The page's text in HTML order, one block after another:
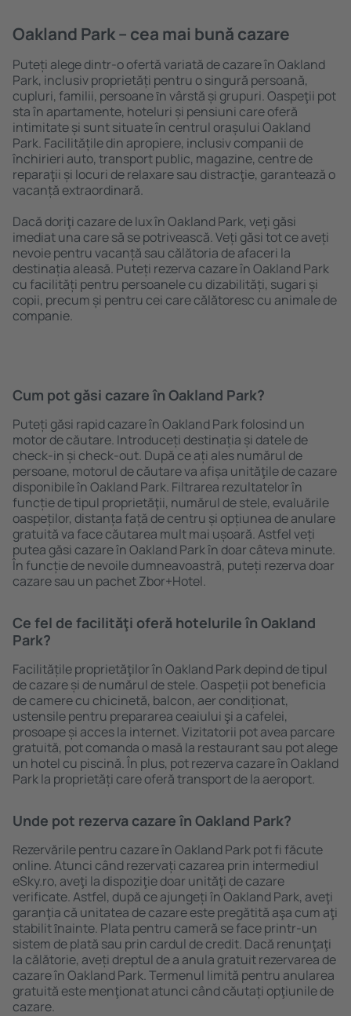
Oakland Park – cea mai bună cazare
Puteți alege dintr-o ofertă variată de cazare în Oakland
Park, inclusiv proprietăți pentru o singură persoană,
cupluri, familii, persoane ȋn vârstă și grupuri. Oaspeţii pot
sta în apartamente, hoteluri și pensiuni care oferă
intimitate și sunt situate în centrul orașului Oakland
Park. Facilitățile din apropiere, inclusiv companii de
închirieri auto, transport public, magazine, centre de
reparaţii și locuri de relaxare sau distracţie, garantează o
vacanță extraordinară.
Dacă doriţi cazare de lux în Oakland Park, veţi găsi
imediat una care să se potrivească. Veți găsi tot ce aveți
nevoie pentru vacanță sau călătoria de afaceri la
destinația aleasă. Puteți rezerva cazare în Oakland Park
cu facilități pentru persoanele cu dizabilități, sugari și
copii, precum și pentru cei care călătoresc cu animale de
companie.
Cum pot găsi cazare în Oakland Park?
Puteți găsi rapid cazare în Oakland Park folosind un
motor de căutare. Introduceți destinația și datele de
check-in și check-out. După ce ați ales numărul de
persoane, motorul de căutare va afișa unităţile de cazare
disponibile în Oakland Park. Filtrarea rezultatelor în
funcție de tipul proprietăţii, numărul de stele, evaluările
oaspeților, distanța față de centru și opțiunea de anulare
gratuită va face căutarea mult mai ușoară. Astfel veți
putea găsi cazare în Oakland Park în doar câteva minute.
În funcție de nevoile dumneavoastră, puteți rezerva doar
cazare sau un pachet Zbor+Hotel.
Ce fel de facilităţi oferă hotelurile în Oakland
Park?
Facilitățile proprietăţilor în Oakland Park depind de tipul
de cazare și de numărul de stele. Oaspeții pot beneficia
de camere cu chicinetă, balcon, aer condiționat,
ustensile pentru prepararea ceaiului şi a cafelei,
prosoape și acces la internet. Vizitatorii pot avea parcare
gratuită, pot comanda o masă la restaurant sau pot alege
un hotel cu piscină. În plus, pot rezerva cazare în Oakland
Park la proprietăți care oferă transport de la aeroport.
Unde pot rezerva cazare în Oakland Park?
Rezervările pentru cazare în Oakland Park pot fi făcute
online. Atunci când rezervați cazarea prin intermediul
eSky.ro, aveţi la dispoziţie doar unităţi de cazare
verificate. Astfel, după ce ajungeți în Oakland Park, aveţi
garanţia că unitatea de cazare este pregătită aşa cum aţi
stabilit ȋnainte. Plata pentru cameră se face printr-un
sistem de plată sau prin cardul de credit. Dacă renunţaţi
la călătorie, aveți dreptul de a anula gratuit rezervarea de
cazare în Oakland Park. Termenul limită pentru anularea
gratuită este menţionat atunci când căutați opţiunile de
cazare.